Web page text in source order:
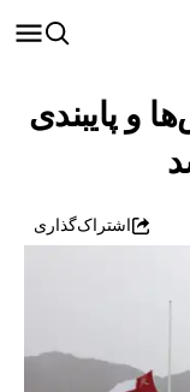
و پایبندی
اشتراک‌گذاری